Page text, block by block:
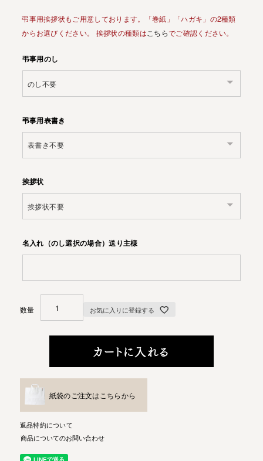
弔事用挨拶状もご用意しております。「巻紙」「ハガキ」の2種類
からお選びください。 挨拶状の種類は こちらでご確認ください。
弔事用のし
弔事用表書き
挨拶状
名入れ（のし選択の場合）送り主様
お気に入りに登録する
カートに入れる
紙袋のご注文はこちらから
返品特約について
商品についてのお問い合わせ